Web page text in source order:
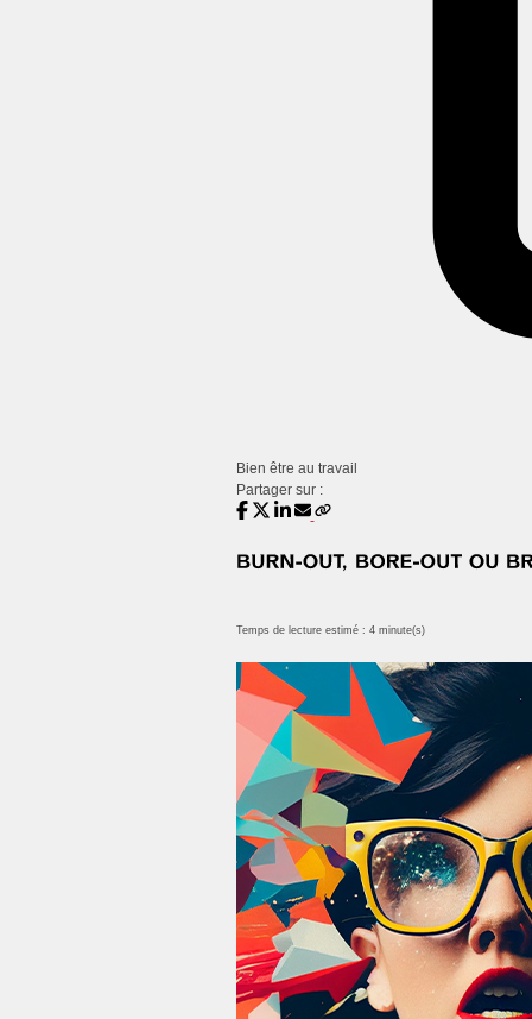
Bien être au travail
Partager sur :
Temps de lecture estimé : 4 minute(s)